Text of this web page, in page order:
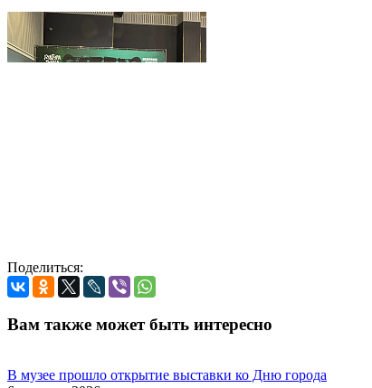
Поделиться:
Вам также может быть интересно
В музее прошло открытие выставки ко Дню города